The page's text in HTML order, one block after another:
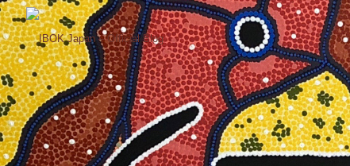
コ
ン
テ
ン
ツ
へ
ス
キ
ッ